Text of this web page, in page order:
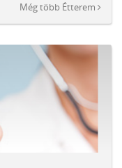
Még több Étterem